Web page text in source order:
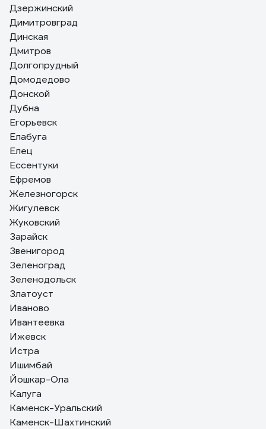
Дзержинский
Димитровград
Динская
Дмитров
Долгопрудный
Домодедово
Донской
Дубна
Егорьевск
Елабуга
Елец
Ессентуки
Ефремов
Железногорск
Жигулевск
Жуковский
Зарайск
Звенигород
Зеленоград
Зеленодольск
Златоуст
Иваново
Ивантеевка
Ижевск
Истра
Ишимбай
Йошкар-Ола
Калуга
Каменск-Уральский
Каменск-Шахтинский